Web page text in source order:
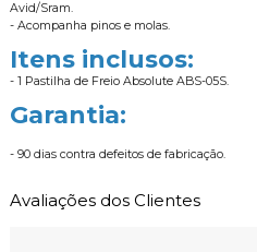
Avid/Sram.
- Acompanha pinos e molas.
Itens inclusos:
- 1 Pastilha de Freio Absolute ABS-05S.
Garantia:
- 90 dias contra defeitos de fabricação.
Avaliações dos Clientes